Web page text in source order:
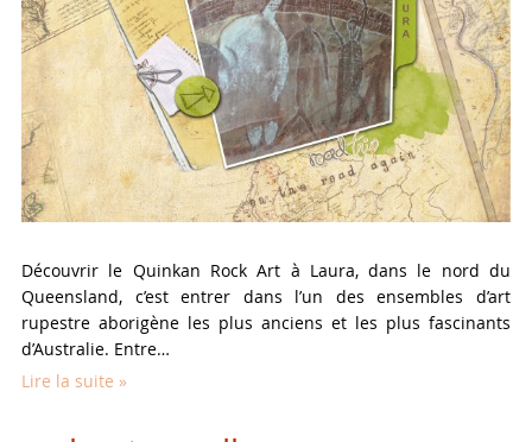
Découvrir le Quinkan Rock Art à Laura, dans le nord du
Queensland, c’est entrer dans l’un des ensembles d’art
rupestre aborigène les plus anciens et les plus fascinants
d’Australie. Entre…
Lire la suite »